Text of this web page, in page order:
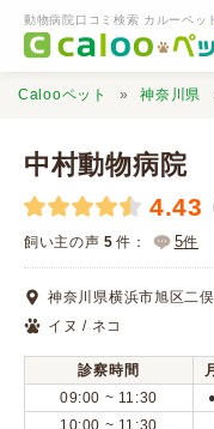
動物病院口コミ検索 カルーペッ
動物病院検索
口コミ検索
Calooペットとは？
Calooペット 神奈川県
中村動物病院
4.43
飼い主の声 5 件： 5件
神奈川県横浜市旭区二
イヌ / ネコ
診察時間 月
09:00 ~ 11:30
●
10:00 ~ 11:30